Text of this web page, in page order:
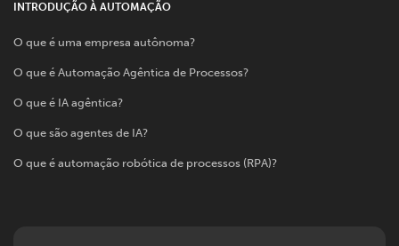
INTRODUÇÃO À AUTOMAÇÃO
O que é uma empresa autônoma?
O que é Automação Agêntica de Processos?
O que é IA agêntica?
O que são agentes de IA?
O que é automação robótica de processos (RPA)?